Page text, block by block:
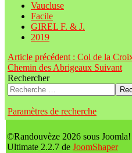
Vaucluse
Facile
GIREL F. & J.
2019
Article précédent : Col de la
Chemin des Abrigeaux Suivant
Rechercher
Paramètres de recherche
©Randouvèze 2026 sous
Ultimate 2.2.7 de JoomShaper